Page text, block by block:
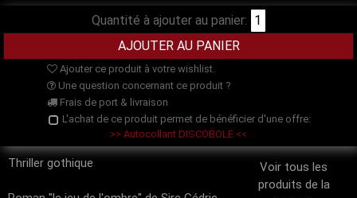
Quantité à ajouter au panier:
Ajouter ce produit à votre wishlist.
Une question concernant ce produit ?
Frais de port & livraison
L'achat de ce produit permet de bénéficier d'une offre:
>> Autocollant DISCOBOLE <<
Voir tous les
produits de la
Thriller gothique